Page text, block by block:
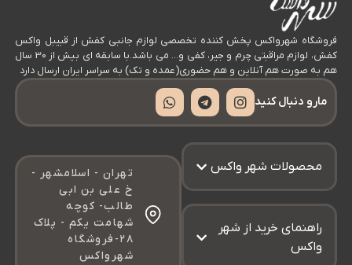
فروشگاه شهرواکس پخش کننده تخصصی لوازم جانبی کفش از قبیبل واکس
کفش، لوازم مراقبتی چرم و جیر، کفی و… می باشد.با سابقه ای بیش از 30 سال
هم به صورت هم آنلاین و هم حضوری(عمده و تک) به سراسر ایران ارسال دارد
مارو دنبال کنید
محصولات شهر واکس
راهنمای خرید از شهر
واکس
تهران - اسلامشهر -
خ علی بن ابی
طالب- کوچه
شهامت یکم - پلاک
۲۸-فروشگاه
شهرواکس